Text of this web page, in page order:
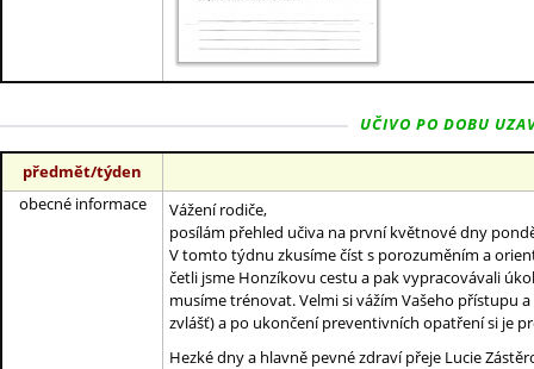
UČIVO PO DOBU
předmět/týden
obecné informace
Vážení rodiče,
posílám přehled učiva na první květnové dny
V tomto týdnu zkusíme číst s porozuměním a
četli jsme Honzíkovu cestu a pak vypracovávali
musíme trénovat. Velmi si vážím Vašeho přístupu
zvlášť) a po ukončení preventivních opatření si je
Hezké dny a hlavně pevné zdraví přeje Lucie